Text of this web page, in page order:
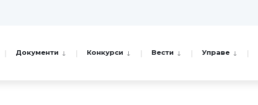
Документи Конкурси Вести Управе